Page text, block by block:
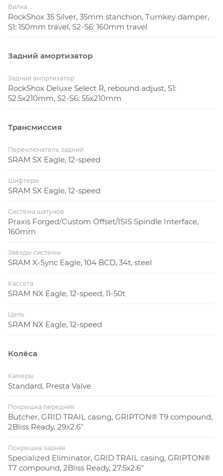
Вилка
RockShox 35 Silver, 35mm stanchion, Turnkey damper,
S1: 150mm travel, S2-S6: 160mm travel
Задний амортизатор
Задний амортизатор
RockShox Deluxe Select R, rebound adjust, S1:
52.5x210mm, S2-S6: 55x210mm
Трансмиссия
Переключатель задний
SRAM SX Eagle, 12-speed
Шифтеры
SRAM SX Eagle, 12-speed
Система шатунов
Praxis Forged/Custom Offset/ISIS Spindle Interface,
160mm
Звёзды системы
SRAM X-Sync Eagle, 104 BCD, 34t, steel
Кассета
SRAM NX Eagle, 12-speed, 11-50t
Цепь
SRAM NX Eagle, 12-speed
Колёса
Камеры
Standard, Presta Valve
Покрышка передняя
Butcher, GRID TRAIL casing, GRIPTON® T9 compound,
2Bliss Ready, 29x2.6"
Покрышка задняя
Specialized Eliminator, GRID TRAIL casing, GRIPTON®
T7 compound, 2Bliss Ready, 27.5x2.6"